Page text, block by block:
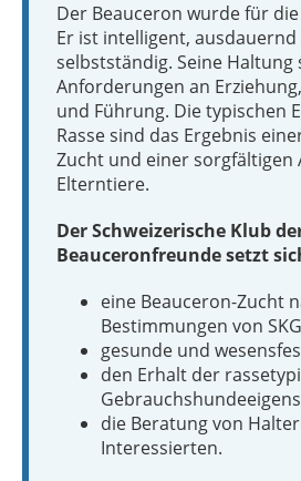
Der Beauceron wurde für
Er ist intelligent, ausdauernd
selbstständig. Seine Haltung
Anforderungen an
und Führung. Die typischen
Rasse sind das Ergebnis
Zucht und einer sorgfältigen
Elterntiere.
Der Schweizerische Klub
Beauceronfreunde setzt
eine Beauceron-Zucht
Bestimmungen von
gesunde und
den Erhalt der
die Beratung von
Interessierten.